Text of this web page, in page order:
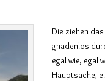
Die ziehen das
gnadenlos
egal wie, egal
Hauptsache,